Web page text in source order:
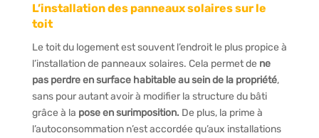
L’installation des panneaux solaires sur le
toit
Le toit du logement est souvent l’endroit le plus propice à
l’installation de panneaux solaires. Cela permet de ne
pas perdre en surface habitable au sein de la propriété,
sans pour autant avoir à modifier la structure du bâti
grâce à la pose en surimposition. De plus, la prime à
l’autoconsommation n’est accordée qu’aux installations